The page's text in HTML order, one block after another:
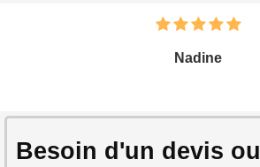
Nadine
Besoin d'un devis ou